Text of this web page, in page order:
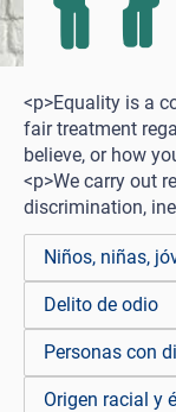
<p>Equality is a
fair treatment
believe, or how
<p>We carry out
discrimination,
Niños, niñas,
Delito de odio
Personas con
Origen racial y